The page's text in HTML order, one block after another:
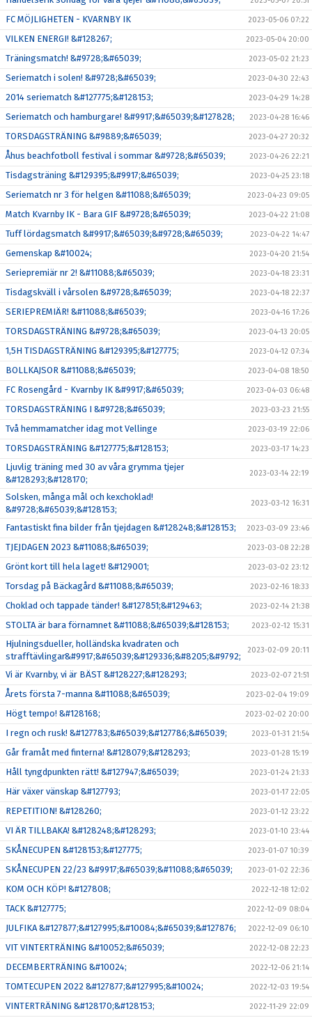
FC MÖJLIGHETEN - KVARNBY IK 2023-05-06 07:22
VILKEN ENERGI! &#128267; 2023-05-04 20:00
Träningsmatch! &#9728;&#65039; 2023-05-02 21:23
Seriematch i solen! &#9728;&#65039; 2023-04-30 22:43
2014 seriematch &#127775;&#128153; 2023-04-29 14:28
Seriematch och hamburgare! &#9917;&#65039;&#127828; 2023-04-28 16:46
TORSDAGSTRÄNING &#9889;&#65039; 2023-04-27 20:32
Åhus beachfotboll festival i sommar &#9728;&#65039; 2023-04-26 22:21
Tisdagsträning &#129395;&#9917;&#65039; 2023-04-25 23:18
Seriematch nr 3 för helgen &#11088;&#65039; 2023-04-23 09:05
Match Kvarnby IK - Bara GIF &#9728;&#65039; 2023-04-22 21:08
Tuff lördagsmatch &#9917;&#65039;&#9728;&#65039; 2023-04-22 14:47
Gemenskap &#10024; 2023-04-20 21:54
Seriepremiär nr 2! &#11088;&#65039; 2023-04-18 23:31
Tisdagskväll i vårsolen &#9728;&#65039; 2023-04-18 22:37
SERIEPREMIÄR! &#11088;&#65039; 2023-04-16 17:26
TORSDAGSTRÄNING &#9728;&#65039; 2023-04-13 20:05
1,5H TISDAGSTRÄNING &#129395;&#127775; 2023-04-12 07:34
BOLLKAJSOR &#11088;&#65039; 2023-04-08 18:50
FC Rosengård - Kvarnby IK &#9917;&#65039; 2023-04-03 06:48
TORSDAGSTRÄNING I &#9728;&#65039; 2023-03-23 21:55
Två hemmamatcher idag mot Vellinge 2023-03-19 22:06
TORSDAGSTRÄNING &#127775;&#128153; 2023-03-17 14:23
Ljuvlig träning med 30 av våra grymma tjejer
&#128293;&#128170;
2023-03-14 22:19
Solsken, många mål och kexchoklad!
&#9728;&#65039;&#128153;
2023-03-12 16:31
Fantastiskt fina bilder från tjejdagen &#128248;&#128153; 2023-03-09 23:46
TJEJDAGEN 2023 &#11088;&#65039; 2023-03-08 22:28
Grönt kort till hela laget! &#129001; 2023-03-02 23:12
Torsdag på Bäckagård &#11088;&#65039; 2023-02-16 18:33
Choklad och tappade tänder! &#127851;&#129463; 2023-02-14 21:38
STOLTA är bara förnamnet &#11088;&#65039;&#128153; 2023-02-12 15:31
Hjulningsdueller, holländska kvadraten och
strafftävlingar&#9917;&#65039;&#129336;&#8205;&#9792;
2023-02-09 20:11
Vi är Kvarnby, vi är BÄST &#128227;&#128293; 2023-02-07 21:51
Årets första 7-manna &#11088;&#65039; 2023-02-04 19:09
Högt tempo! &#128168; 2023-02-02 20:00
I regn och rusk! &#127783;&#65039;&#127786;&#65039; 2023-01-31 21:54
Går framåt med finterna! &#128079;&#128293; 2023-01-28 15:19
Håll tyngdpunkten rätt! &#127947;&#65039; 2023-01-24 21:33
Här växer vänskap &#127793; 2023-01-17 22:05
REPETITION! &#128260; 2023-01-12 23:22
VI ÄR TILLBAKA! &#128248;&#128293; 2023-01-10 23:44
SKÅNECUPEN &#128153;&#127775; 2023-01-07 10:39
SKÅNECUPEN 22/23 &#9917;&#65039;&#11088;&#65039; 2023-01-02 22:36
KOM OCH KÖP! &#127808; 2022-12-18 12:02
TACK &#127775; 2022-12-09 08:04
JULFIKA &#127877;&#127995;&#10084;&#65039;&#127876; 2022-12-09 06:10
VIT VINTERTRÄNING &#10052;&#65039; 2022-12-08 22:23
DECEMBERTRÄNING &#10024; 2022-12-06 21:14
TOMTECUPEN 2022 &#127877;&#127995;&#10024; 2022-12-03 19:54
VINTERTRÄNING &#128170;&#128153; 2022-11-29 22:09